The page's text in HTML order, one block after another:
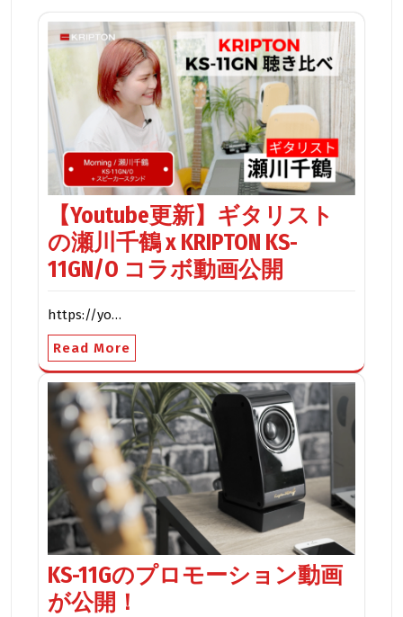
【Youtube更新】ギタリスト
の瀬川千鶴 x KRIPTON KS-
11GN/O コラボ動画公開
https://yo…
Read More
KS-11Gのプロモーション動画
が公開！